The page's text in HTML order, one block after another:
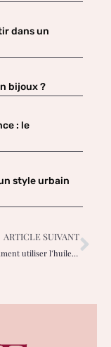
dans un
bijoux ?
: le
style urbain
ARTICLE SUIVANT
Beauté : comment utiliser l’huile de coco ?